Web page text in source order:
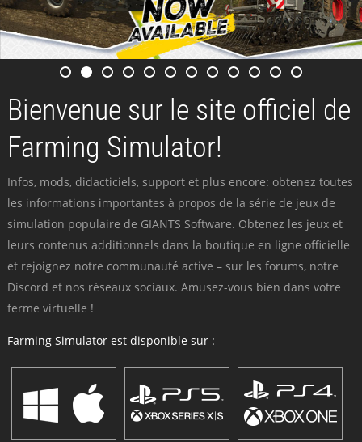
Bienvenue sur le site officiel de
Farming Simulator!
Infos, mods, didacticiels, support et plus encore: obtenez toutes
les informations importantes à propos de la série de jeux de
simulation populaire de GIANTS Software. Obtenez les jeux et
leurs contenus additionnels dans la boutique en ligne officielle
et rejoignez notre communauté active – sur les forums, notre
Discord et nos réseaux sociaux. Amusez-vous bien dans votre
ferme virtuelle !
Farming Simulator est disponible sur :